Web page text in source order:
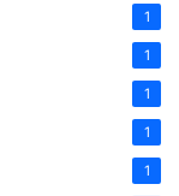
1
1
1
1
1